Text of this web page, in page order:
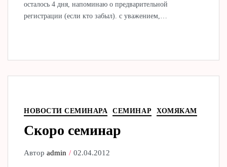
осталось 4 дня, напоминаю о предварительной
регистрации (если кто забыл). с уважением,…
НОВОСТИ СЕМИНАРА СЕМИНАР ХОМЯКАМ
Скоро семинар
Авторadmin 02.04.2012